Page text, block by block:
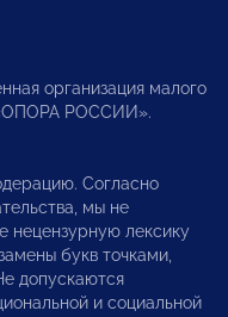
организация малого
«ОПОРА РОССИИ».
Согласно
мы не
лексику
букв точками,
допускаются
и социальной